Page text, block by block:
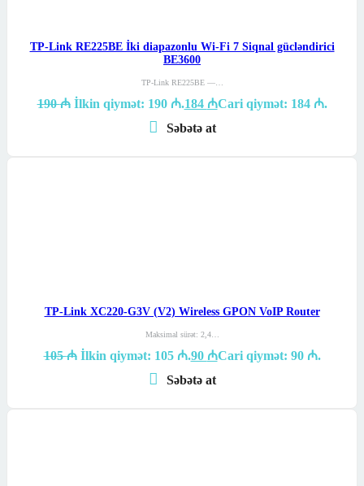
TP-Link RE225BE İki diapazonlu Wi-Fi 7 Siqnal gücləndirici
BE3600
TP-Link RE225BE —…
190₼ İlkin qiymət: 190 ₼.184 ₼Cari qiymət: 184 ₼.
Səbətə at
TP-Link XC220-G3V (V2) Wireless GPON VoIP Router
Maksimal sürət: 2,4…
105₼ İlkin qiymət: 105 ₼.90 ₼Cari qiymət: 90 ₼.
Səbətə at